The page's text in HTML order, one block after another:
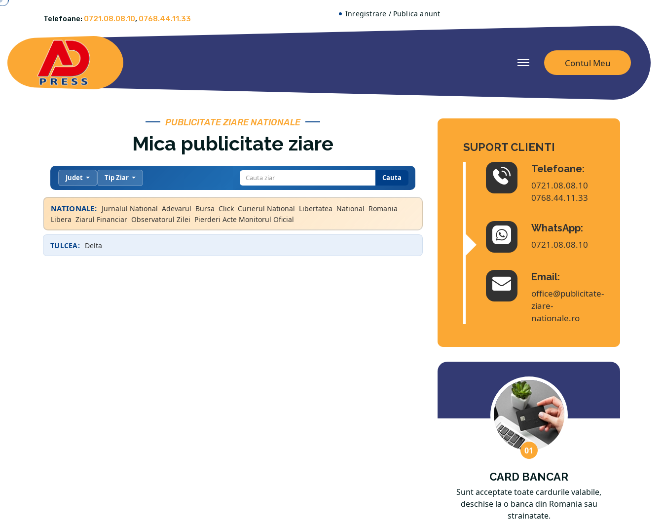
Telefoane: 0721.08.08.10, 0768.44.11.33 Email: office@publicitate-ziare-nationale.ro
Inregistrare Publica anunt
Contul Meu
PUBLICITATE ZIARE NATIONALE
Mica publicitate ziare
Judet Tip Ziar Cauta
NATIONALE: Jurnalul National Adevarul Bursa Click Curierul National Libertatea National Romania
Libera Ziarul Financiar Observatorul Zilei Pierderi Acte Monitorul Oficial
TULCEA: Delta
SUPORT CLIENTI
Telefoane:
0721.08.08.10
0768.44.11.33
WhatsApp:
0721.08.08.10
Email:
office@publicitate-
ziare-
nationale.ro
CARD BANCAR
Sunt acceptate toate cardurile valabile,
deschise la o banca din Romania sau
strainatate.